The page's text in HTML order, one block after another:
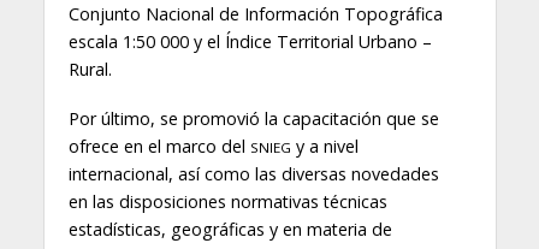
Conjunto Nacional de Información Topográfica
escala 1:50 000 y el Índice Territorial Urbano –
Rural.
Por último, se promovió la capacitación que se
ofrece en el marco del SNIEG y a nivel
internacional, así como las diversas novedades
en las disposiciones normativas técnicas
estadísticas, geográficas y en materia de